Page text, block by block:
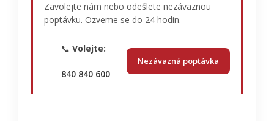
Zavolejte nám nebo odešlete nezávaznou
poptávku. Ozveme se do 24 hodin.
📞 Volejte:
840 840 600
Nezávazná poptávka